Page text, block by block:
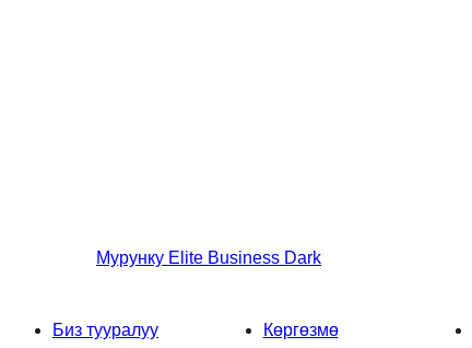
Мурунку Elite Business Dark
Биз тууралуу Көргөзмө